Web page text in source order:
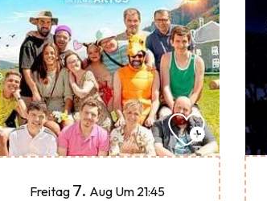
Freitag 7. Aug Um 21:45